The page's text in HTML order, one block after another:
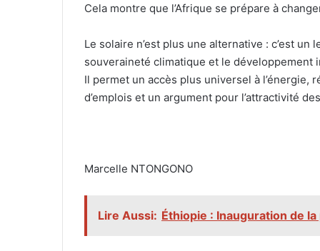
Cela montre que l’Afrique se prépare à
‎Le solaire n’est plus une alternative : c’est
souveraineté climatique et le développement
‎Il permet un accès plus universel à l’énergie,
d’emplois et un argument pour l’attractivité
‎Marcelle NTONGONO
Lire Aussi: Éthiopie : Inauguration de